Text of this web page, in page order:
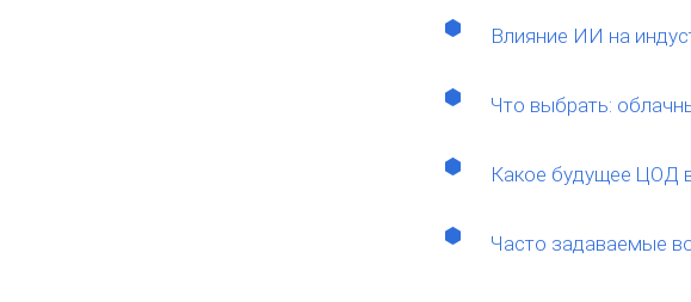
Влияние ИИ на
Что выбрать:
Какое будущее ЦОД
Часто задаваемые